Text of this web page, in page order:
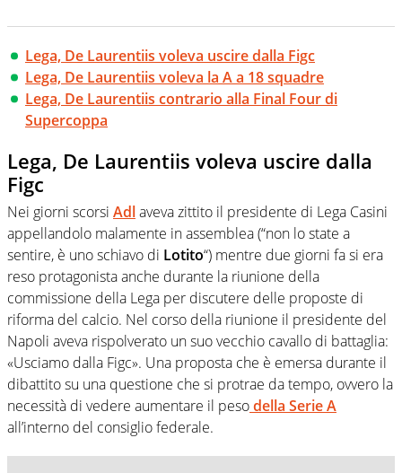
Lega, De Laurentiis voleva uscire dalla Figc
Lega, De Laurentiis voleva la A a 18 squadre
Lega, De Laurentiis contrario alla Final Four di
Supercoppa
Lega, De Laurentiis voleva uscire dalla
Figc
Nei giorni scorsi Adlaveva zittito il presidente di Lega Casini
appellandolo malamente in assemblea (“non lo state a
sentire, è uno schiavo di Lotito“) mentre due giorni fa si era
reso protagonista anche durante la riunione della
commissione della Lega per discutere delle proposte di
riforma del calcio. Nel corso della riunione il presidente del
Napoli aveva rispolverato un suo vecchio cavallo di battaglia:
«Usciamo dalla Figc». Una proposta che è emersa durante il
dibattito su una questione che si protrae da tempo, ovvero la
necessità di vedere aumentare il pesodella Serie A
all’interno del consiglio federale.